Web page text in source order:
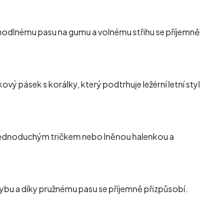
pasu na gumu a volnému střihu se příjemně
pásek s korálky, který podtrhuje ležérní letní styl.
tričkem nebo lněnou halenkou a
a díky pružnému pasu se příjemně přizpůsobí.